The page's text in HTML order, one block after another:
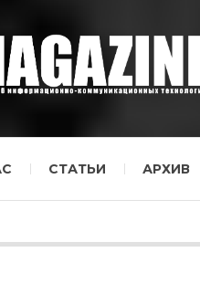
СТАТЬИ АРХИВ